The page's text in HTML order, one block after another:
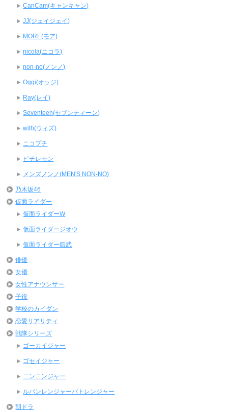
CanCam(キャンキャン)
JJ(ジェイジェイ)
MORE(モア)
nicola(ニコラ)
non-no(ノンノ)
Oggi(オッジ)
Ray(レイ)
Seventeen(セブンティーン)
with(ウィズ)
ニコプチ
ピチレモン
メンズノンノ(MEN'S NON-NO)
乃木坂46
仮面ライダー
仮面ライダーW
仮面ライダージオウ
仮面ライダー鎧武
俳優
女優
女性アナウンサー
子役
学校のカイダン
恋愛リアリティ
戦隊シリーズ
ゴーカイジャー
ゴセイジャー
ニンニンジャー
ルパンレンジャーパトレンジャー
朝ドラ